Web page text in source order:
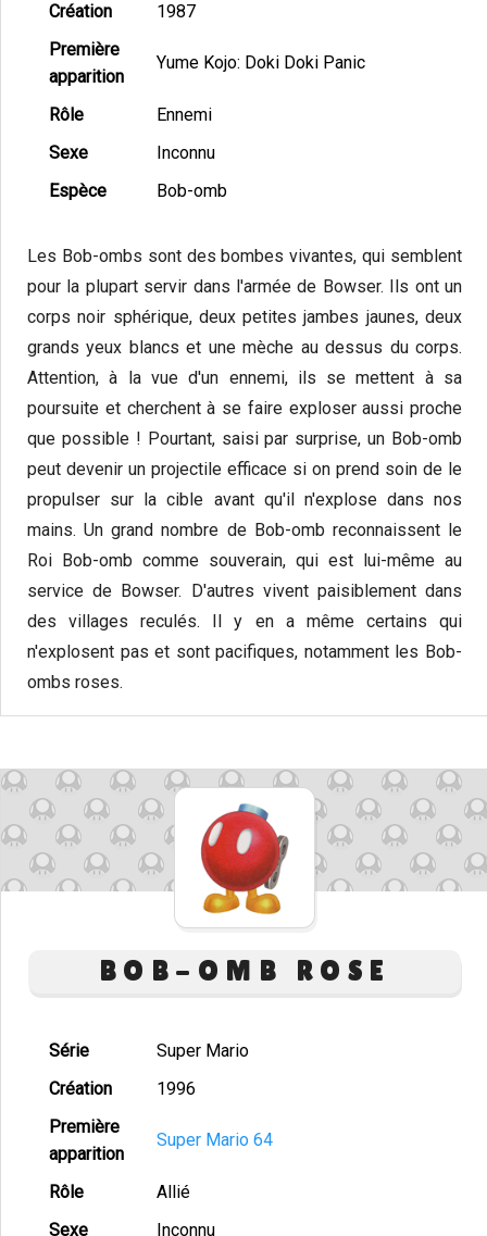
Création
1987
Première
apparition
Yume Kojo: Doki Doki Panic
Rôle
Ennemi
Sexe
Inconnu
Espèce
Bob-omb
Les Bob-ombs sont des bombes vivantes, qui semblent
pour la plupart servir dans l'armée de Bowser. Ils ont un
corps noir sphérique, deux petites jambes jaunes, deux
grands yeux blancs et une mèche au dessus du corps.
Attention, à la vue d'un ennemi, ils se mettent à sa
poursuite et cherchent à se faire exploser aussi proche
que possible ! Pourtant, saisi par surprise, un Bob-omb
peut devenir un projectile efficace si on prend soin de le
propulser sur la cible avant qu'il n'explose dans nos
mains. Un grand nombre de Bob-omb reconnaissent le
Roi Bob-omb comme souverain, qui est lui-même au
service de Bowser. D'autres vivent paisiblement dans
des villages reculés. Il y en a même certains qui
n'explosent pas et sont pacifiques, notamment les Bob-
ombs roses.
BOB-OMB ROSE
Série
Super Mario
Création
1996
Première
apparition
Super Mario 64
Rôle
Allié
Sexe
Inconnu